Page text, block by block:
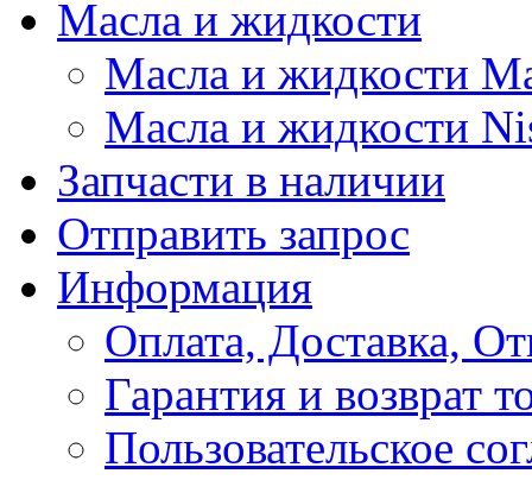
Масла и жидкости
Масла и жидкости
Масла и жидкости
Запчасти в наличии
Отправить запрос
Информация
Оплата, Доставка,
Гарантия и возврат
Пользовательское